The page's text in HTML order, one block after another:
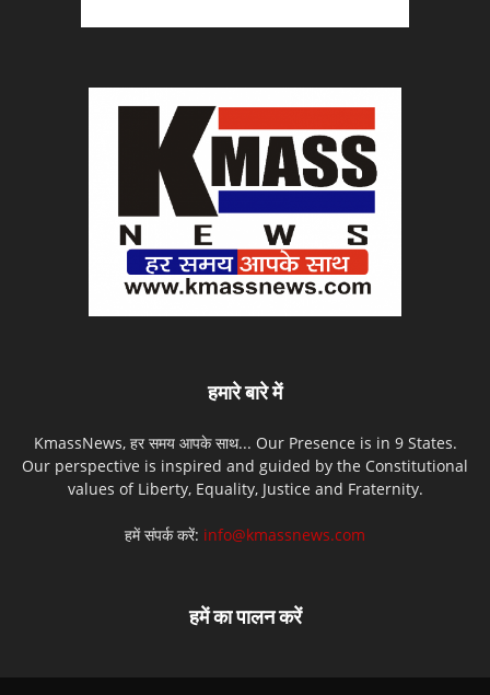
हमारे बारे में
KmassNews, हर समय आपके साथ... Our Presence is in 9 States.
Our perspective is inspired and guided by the Constitutional
values of Liberty, Equality, Justice and Fraternity.
हमें संपर्क करें: info@kmassnews.com
हमें का पालन करें